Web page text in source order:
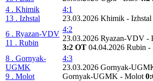
4 . Khimik
13 . Izhstal
4:1
23.03.2026 Khimik - Izhstal
6 . Ryazan-VDV
11 . Rubin
4:2
23.03.2026 Ryazan-VDV -
3:2 OT 04.04.2026 Rubin
8 . Gornyak-
UGMK
9 . Molot
4:3
23.03.2026 Gornyak-
Gornyak-UGMK - Molot